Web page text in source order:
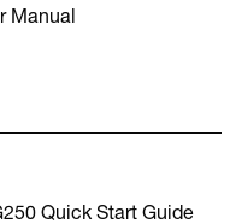
Manual
Quick Start Guide